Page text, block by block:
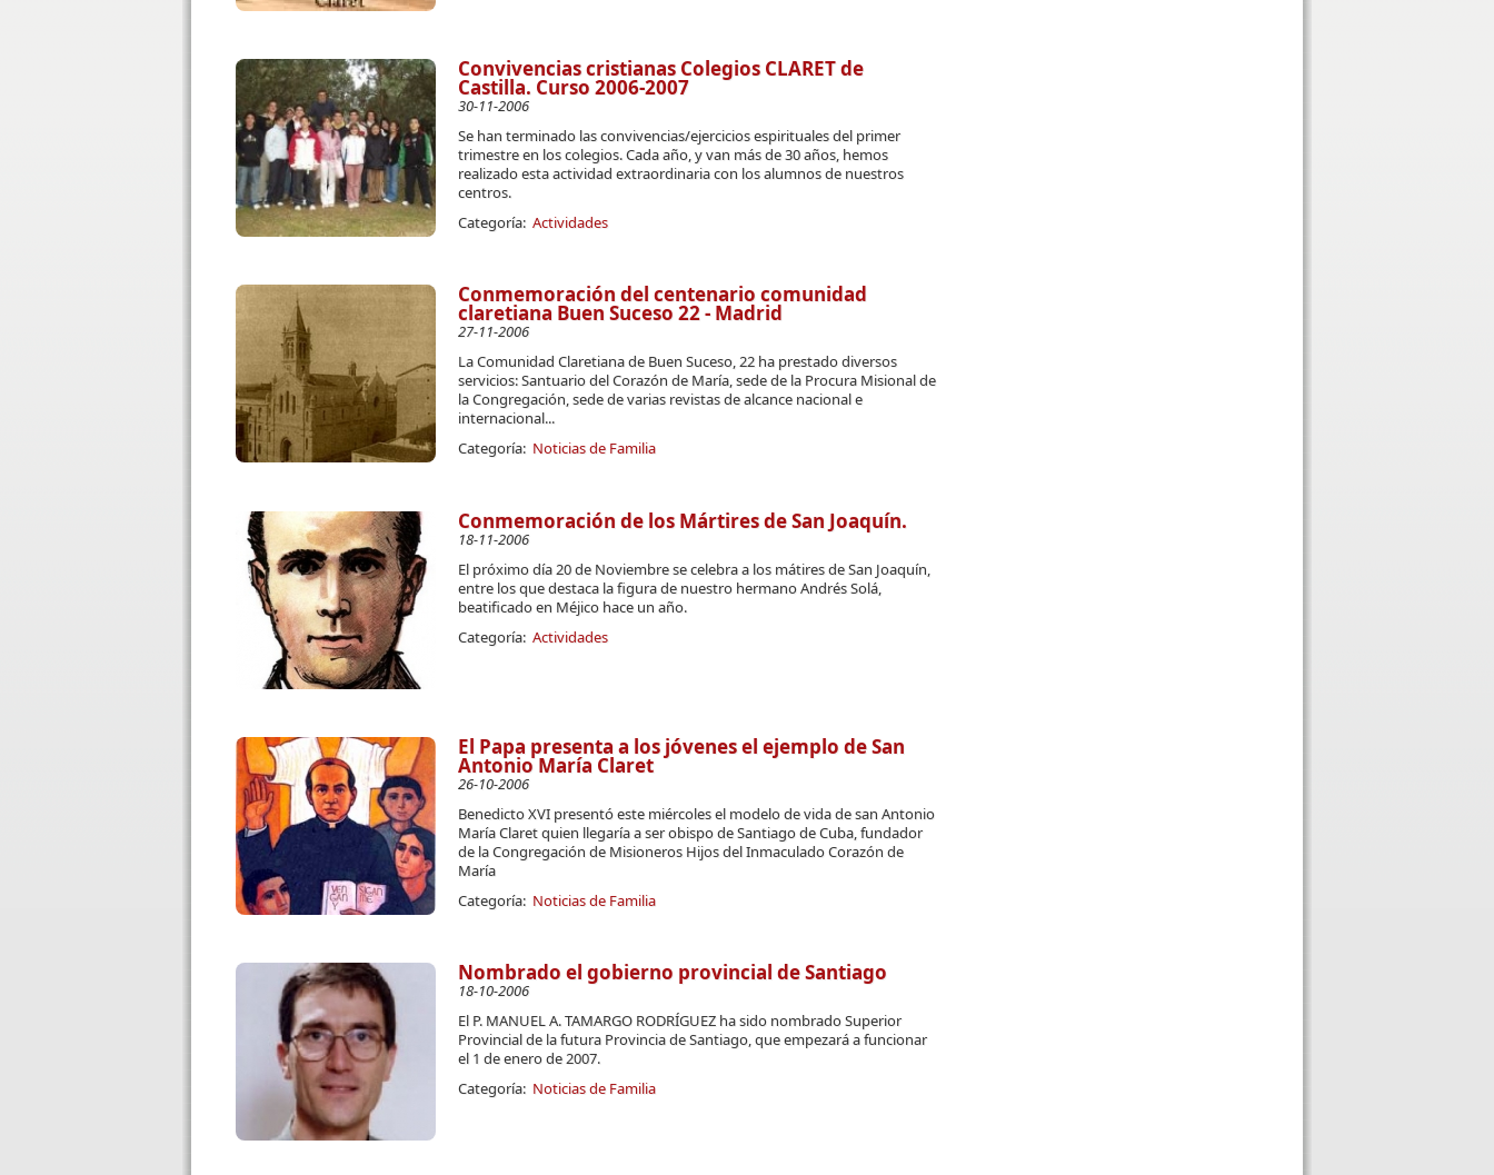
Convivencias cristianas Colegios CLARET de
Castilla. Curso 2006-2007
30-11-2006
Se han terminado las convivencias/ejercicios espirituales del primer
trimestre en los colegios. Cada año, y van más de 30 años, hemos
realizado esta actividad extraordinaria con los alumnos de nuestros
centros.
Categoría: Actividades
Conmemoración del centenario comunidad
claretiana Buen Suceso 22 - Madrid
27-11-2006
La Comunidad Claretiana de Buen Suceso, 22 ha prestado diversos
servicios: Santuario del Corazón de María, sede de la Procura Misional de
la Congregación, sede de varias revistas de alcance nacional e
internacional...
Categoría: Noticias de Familia
Conmemoración de los Mártires de San Joaquín.
18-11-2006
El próximo día 20 de Noviembre se celebra a los mátires de San Joaquín,
entre los que destaca la figura de nuestro hermano Andrés Solá,
beatificado en Méjico hace un año.
Categoría: Actividades
El Papa presenta a los jóvenes el ejemplo de San
Antonio María Claret
26-10-2006
Benedicto XVI presentó este miércoles el modelo de vida de san Antonio
María Claret quien llegaría a ser obispo de Santiago de Cuba, fundador
de la Congregación de Misioneros Hijos del Inmaculado Corazón de
María
Categoría: Noticias de Familia
Nombrado el gobierno provincial de Santiago
18-10-2006
El P. MANUEL A. TAMARGO RODRÍGUEZ ha sido nombrado Superior
Provincial de la futura Provincia de Santiago, que empezará a funcionar
el 1 de enero de 2007.
Categoría: Noticias de Familia